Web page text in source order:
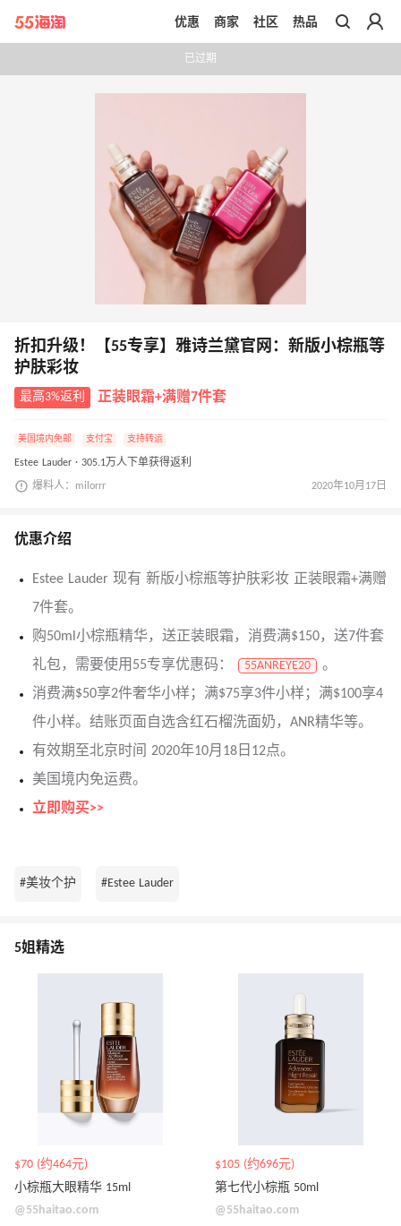
带你去官网买正品
优惠 商家 社区 热品
已过期
折扣升级！【55专享】雅诗兰黛官网：新版小棕瓶等
护肤彩妆
最高3%返利 正装眼霜+满赠7件套
美国境内免邮 支付宝 支持转运
Estee Lauder · 305.1万人下单获得返利
爆料人：milorrr 2020年10月17日
优惠介绍
Estee Lauder 现有 新版小棕瓶等护肤彩妆 正装眼霜+满赠
7件套。
购50ml小棕瓶精华，送正装眼霜，消费满$150，送7件套
礼包，需要使用55专享优惠码：
55ANREYE20
。
消费满$50享2件奢华小样；满$75享3件小样；满$100享4
件小样。结账页面自选含红石榴洗面奶，ANR精华等。
有效期至北京时间 2020年10月18日12点。
美国境内免运费。
立即购买>>
#美妆个护 #Estee Lauder
5姐精选
$70 (约464元)
小棕瓶大眼精华 15ml
@55haitao.com
$105 (约696元)
第七代小棕瓶 50ml
@55haitao.com